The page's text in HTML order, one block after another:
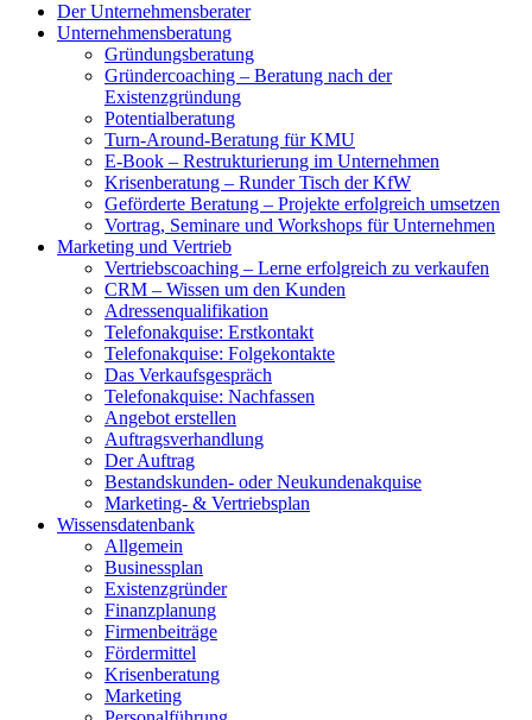
Der Unternehmensberater
Unternehmensberatung
Gründungsberatung
Gründercoaching – Beratung nach der
Existenzgründung
Potentialberatung
Turn-Around-Beratung für KMU
E-Book – Restrukturierung im Unternehmen
Krisenberatung – Runder Tisch der KfW
Geförderte Beratung – Projekte erfolgreich umsetzen
Vortrag, Seminare und Workshops für Unternehmen
Marketing und Vertrieb
Vertriebscoaching – Lerne erfolgreich zu verkaufen
CRM – Wissen um den Kunden
Adressenqualifikation
Telefonakquise: Erstkontakt
Telefonakquise: Folgekontakte
Das Verkaufsgespräch
Telefonakquise: Nachfassen
Angebot erstellen
Auftragsverhandlung
Der Auftrag
Bestandskunden- oder Neukundenakquise
Marketing- & Vertriebsplan
Wissensdatenbank
Allgemein
Businessplan
Existenzgründer
Finanzplanung
Firmenbeiträge
Fördermittel
Krisenberatung
Marketing